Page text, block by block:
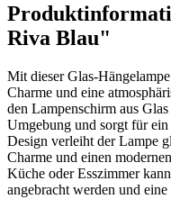
Riva Blau"
Mit dieser Glas-
Charme und eine
den Lampenschirm aus
Umgebung und sorgt für
Design verleiht der Lampe
Charme und einen
Küche oder Esszimmer
angebracht werden und